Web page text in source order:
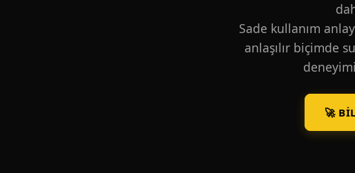
Sade kullanım
anlaşılır biçimde
🚀